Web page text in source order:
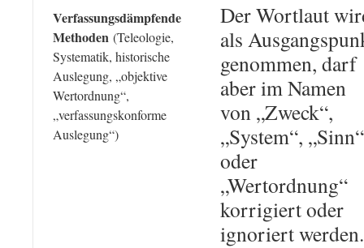
Verfassungsdämpfende
Methoden (Teleologie,
Systematik, historische
Auslegung, „objektive
Wertordnung“,
„verfassungskonforme
Auslegung“)
Der Wortlaut
als
genommen, darf
aber im Namen
von „Zweck“,
„System“, „Sinn“
oder
„Wertordnung“
korrigiert oder
ignoriert werden.